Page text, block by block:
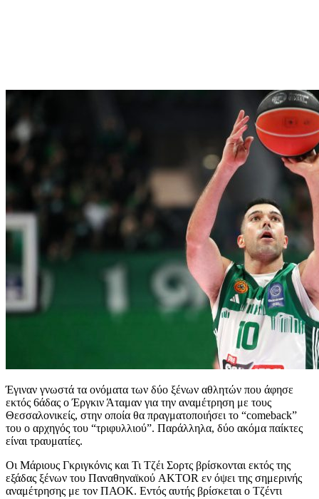
Έγιναν γνωστά τα ονόματα των δύο ξένων αθλητών που άφησε
εκτός 6άδας ο Έργκιν Άταμαν για την αναμέτρηση με τους
Θεσσαλονικείς, στην οποία θα πραγματοποιήσει το “comeback”
του ο αρχηγός του “τριφυλλιού”. Παράλληλα, δύο ακόμα παίκτες
είναι τραυματίες.
Οι Μάριους Γκριγκόνις και Τι Τζέι Σορτς βρίσκονται εκτός της
εξάδας ξένων του Παναθηναϊκού AKTOR εν όψει της σημερινής
αναμέτρησης με τον ΠΑΟΚ. Εντός αυτής βρίσκεται ο Τζέντι